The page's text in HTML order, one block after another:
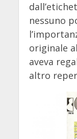
nessuno
originale
aveva
altro